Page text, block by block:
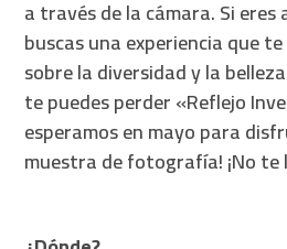
a través de la cámara. Si
buscas una experiencia que
sobre la diversidad y la
te puedes perder «Reflejo
esperamos en mayo para
muestra de fotografía! ¡No te